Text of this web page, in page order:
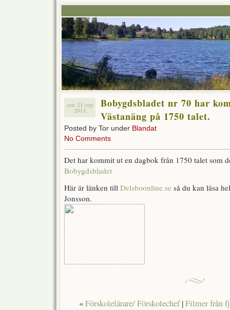
ons 21 sep
2011
Bobygdsbladet nr 70 har
Västanäng på 1750 talet.
Posted by Tor under Blandat
No Comments
Det har kommit ut en dagbok från 1750 talet som
Bobygdsbladet
Här är länken till Delsboonline.se så du kan läsa
Jonsson.
«Förskolelärare/ Förskolechef|Filmer från